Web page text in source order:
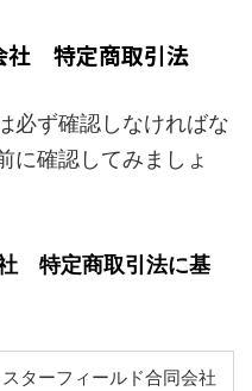
社 特定商取引法
必ず確認しなければな
に確認してみましょ
特定商取引法に基
スターフィールド合同会社